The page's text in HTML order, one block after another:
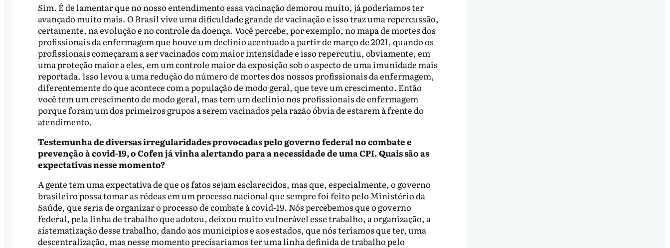
Sim. É de lamentar que no nosso entendimento essa vacinação demorou muito, já poderíamos ter
avançado muito mais. O Brasil vive uma dificuldade grande de vacinação e isso traz uma repercussão,
certamente, na evolução e no controle da doença. Você percebe, por exemplo, no mapa de mortes dos
profissionais da enfermagem que houve um declínio acentuado a partir de março de 2021, quando os
profissionais começaram a ser vacinados com maior intensidade e isso repercutiu, obviamente, em
uma proteção maior a eles, em um controle maior da exposição sob o aspecto de uma imunidade mais
reportada. Isso levou a uma redução do número de mortes dos nossos profissionais da enfermagem,
diferentemente do que acontece com a população de modo geral, que teve um crescimento. Então
você tem um crescimento de modo geral, mas tem um declínio nos profissionais de enfermagem
porque foram um dos primeiros grupos a serem vacinados pela razão óbvia de estarem à frente do
atendimento.
Testemunha de diversas irregularidades provocadas pelo governo federal no combate e
prevenção à covid-19, o Cofen já vinha alertando para a necessidade de uma CPI. Quais são as
expectativas nesse momento?
A gente tem uma expectativa de que os fatos sejam esclarecidos, mas que, especialmente, o governo
brasileiro possa tomar as rédeas em um processo nacional que sempre foi feito pelo Ministério da
Saúde, que seria de organizar o processo de combate à covid-19. Nós percebemos que o governo
federal, pela linha de trabalho que adotou, deixou muito vulnerável esse trabalho, a organização, a
sistematização desse trabalho, dando aos municípios e aos estados, que nós teríamos que ter, uma
descentralização, mas nesse momento precisaríamos ter uma linha definida de trabalho pelo